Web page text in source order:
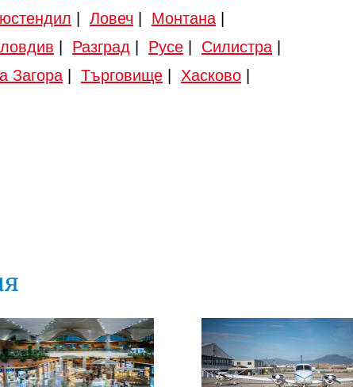
Ловеч Монтана
Разград Русе Силистра
Загора Търговище Хасково